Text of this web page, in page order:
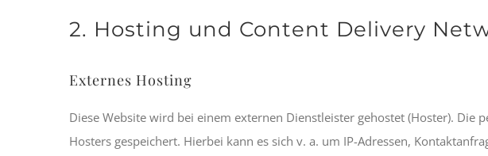
2. Hosting und Content Delivery
Externes Hosting
Diese Website wird bei einem externen Dienstleister gehostet (Hoster). Die
Hosters gespeichert. Hierbei kann es sich v. a. um IP-Adressen,